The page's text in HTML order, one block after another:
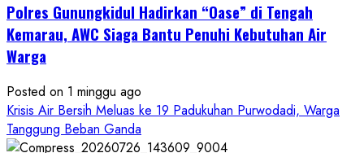
Masuk
Kerja
Seret
Oknum
Wartawan
Polres Gunungkidul Hadirkan “Oase” di Tengah
Kemarau, AWC Siaga Bantu Penuhi Kebutuhan Air
Warga
Posted on 1 minggu ago
Krisis Air Bersih Meluas ke 19 Padukuhan Purwodadi, Warga
Tanggung Beban Ganda